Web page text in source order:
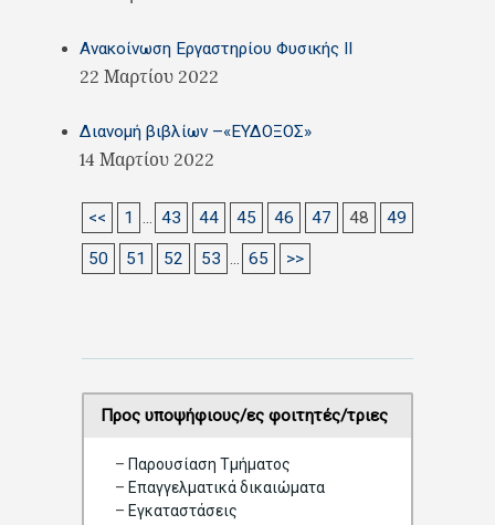
Ανακοίνωση Εργαστηρίου Φυσικής ΙΙ
22 Μαρτίου 2022
Διανομή βιβλίων –«ΕΥΔΟΞΟΣ»
14 Μαρτίου 2022
<< 1 ... 43 44 45 46 47 48 49
50 51 52 53 ... 65 >>
Προς υποψήφιους/ες φοιτητές/τριες
– Παρουσίαση Τμήματος
– Επαγγελματικά δικαιώματα
– Eγκαταστάσεις